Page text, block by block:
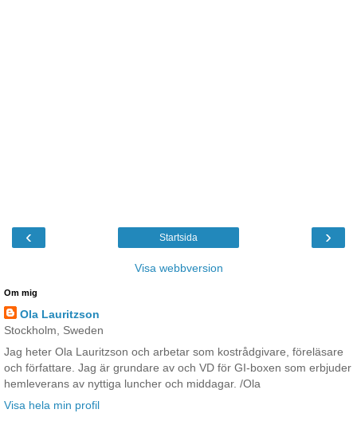
‹ ›
Startsida
Visa webbversion
Om mig
Ola Lauritzson
Stockholm, Sweden
Jag heter Ola Lauritzson och arbetar som kostrådgivare, föreläsare
och författare. Jag är grundare av och VD för GI-boxen som erbjuder
hemleverans av nyttiga luncher och middagar. /Ola
Visa hela min profil